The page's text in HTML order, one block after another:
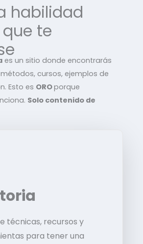
habilidad
te
es un sitio donde encontrarás
cursos, ejemplos de
Esto es OROporque
Solo contenido de
técnicas, recursos y
para tener una